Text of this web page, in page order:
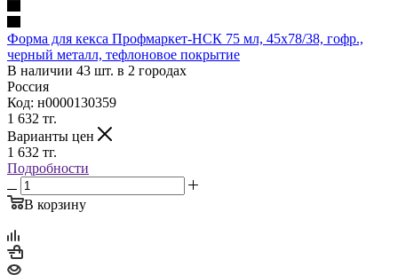
Форма для кекса Профмаркет-НСК 75 мл, 45х78/38, гофр.,
черный металл, тефлоновое покрытие
В наличии 43 шт. в 2 городах
Россия
Код: н0000130359
1 632 тг.
Варианты цен
1 632 тг.
Подробности
В корзину